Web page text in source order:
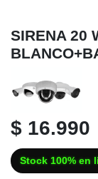
SIRENA 20
$ 16.990
Stock 100% en